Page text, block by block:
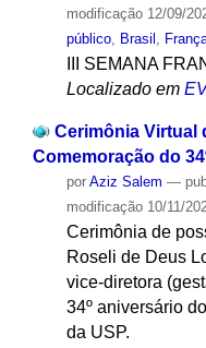
modificação12/09/
público, Brasil ,
III SEMANA
Localizado em
Cerimônia Virtual
Comemoração do
por Aziz Salem —
modificação10/11/
Cerimônia de
Roseli de Deus
vice-diretora
34º aniversário
da USP.